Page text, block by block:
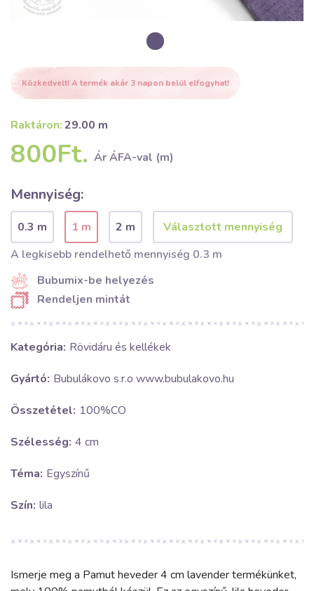
Közkedvelt! A termék akár 3 napon belül elfogyhat!
Raktáron:29.00 m
800Ft. Ár ÁFA-val (m)
Mennyiség:
0.3 m 1 m
2 m
A legkisebb rendelhető mennyiség 0.3 m
Bubumix-be helyezés
Rendeljen mintát
Kategória: Rövidáru és kellékek
Gyártó: Bubulákovo s.r.o www.bubulakovo.hu
Összetétel: 100%CO
Szélesség: 4 cm
Téma: Egyszínű
Szín: lila
Ismerje meg a Pamut heveder 4 cm lavender termékünket,